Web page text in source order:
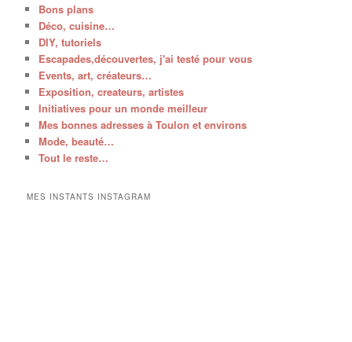
Bons plans
Déco, cuisine…
DIY, tutoriels
Escapades,découvertes, j'ai testé pour vous
Events, art, créateurs…
Exposition, createurs, artistes
Initiatives pour un monde meilleur
Mes bonnes adresses à Toulon et environs
Mode, beauté…
Tout le reste…
MES INSTANTS INSTAGRAM